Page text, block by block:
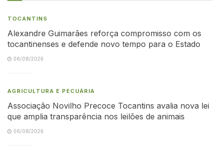
TOCANTINS
Alexandre Guimarães reforça compromisso com os
tocantinenses e defende novo tempo para o Estado
06/08/2026
AGRICULTURA E PECUÁRIA
Associação Novilho Precoce Tocantins avalia nova lei
que amplia transparência nos leilões de animais
06/08/2026